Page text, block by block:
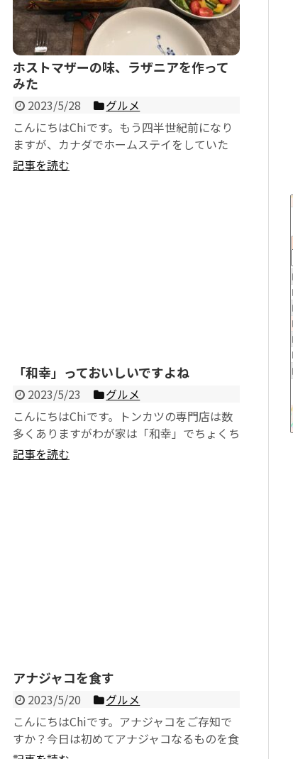
ホストマザーの味、ラザニアを作って
みた
2023/5/28
グルメ
こんにちはChiです。もう四半世紀前になり
ますが、カナダでホームステイをしていた
私。ホームステイの最大の利点は言語だけで
記事を読む
「和幸」っておいしいですよね
2023/5/23
グルメ
こんにちはChiです。トンカツの専門店は数
多くありますがわが家は「和幸」でちょくち
ょくお世話になっています。トンカツが美味
記事を読む
アナジャコを食す
2023/5/20
グルメ
こんにちはChiです。アナジャコをご存知で
すか？今日は初めてアナジャコなるものを食
したお話です。 ご近所の中華料屋さんは毎